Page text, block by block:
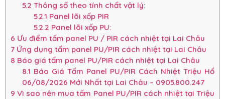
5.2 Thông số theo tính chất vật lý:
5.2.1 Panel lõi xốp PIR
5.2.2 Panel lõi xốp PU:
6 Ưu điểm tấm panel PU / PIR cách nhiệt tại Lai Châu
7 Ứng dụng tấm panel PU/PIR cách nhiệt tại Lai Châu
8 Báo giá tấm panel PU/PIR cách nhiệt tại Lai Châu
8.1 Báo Giá Tấm Panel PU/PIR Cách Nhiệt Triệu Hổ
06/08/2026 Mới Nhất tại Lai Châu – 0905.800.247
9 Vì sao nên mua tấm Panel PU/PIR cách nhiệt tại Triệu